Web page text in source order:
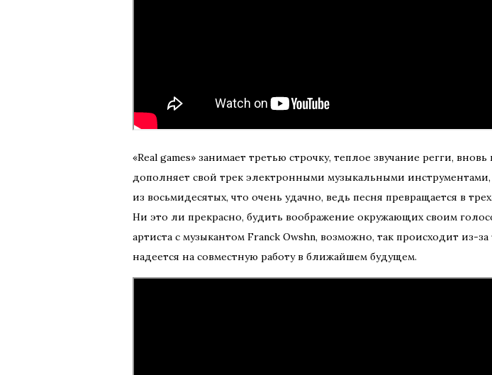
«Real games» занимает третью строчку, теплое звучание регги,
дополняет свой трек электронными музыкальными
из восьмидесятых, что очень удачно, ведь песня превращается в
Ни это ли прекрасно, будить воображение окружающих своим
артиста с музыкантом Franck Owshn, возможно, так происходит из-
надеется на совместную работу в ближайшем будущем.